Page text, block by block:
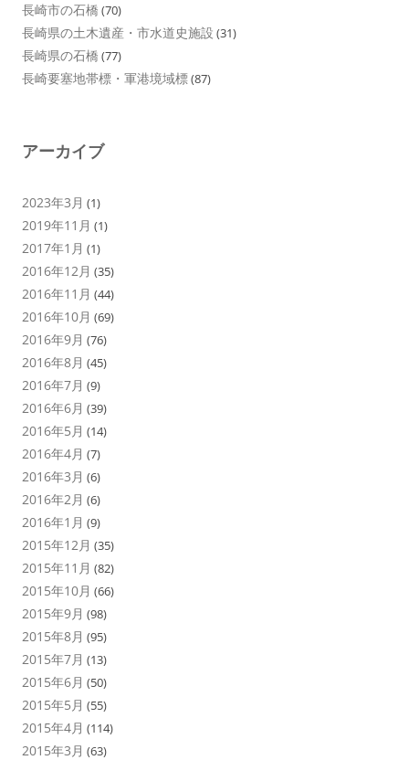
長崎市の石橋 (70)
長崎県の土木遺産・市水道史施設 (31)
長崎県の石橋 (77)
長崎要塞地帯標・軍港境域標(87)
アーカイブ
2023年3月 (1)
2019年11月 (1)
2017年1月 (1)
2016年12月 (35)
2016年11月 (44)
2016年10月 (69)
2016年9月 (76)
2016年8月 (45)
2016年7月 (9)
2016年6月 (39)
2016年5月 (14)
2016年4月 (7)
2016年3月 (6)
2016年2月 (6)
2016年1月 (9)
2015年12月 (35)
2015年11月 (82)
2015年10月 (66)
2015年9月 (98)
2015年8月 (95)
2015年7月 (13)
2015年6月 (50)
2015年5月 (55)
2015年4月 (114)
2015年3月 (63)